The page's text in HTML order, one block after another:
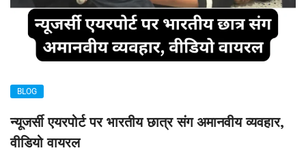
BLOG
न्यूजर्सी एयरपोर्ट पर भारतीय छात्र संग अमानवीय व्यवहार,
वीडियो वायरल